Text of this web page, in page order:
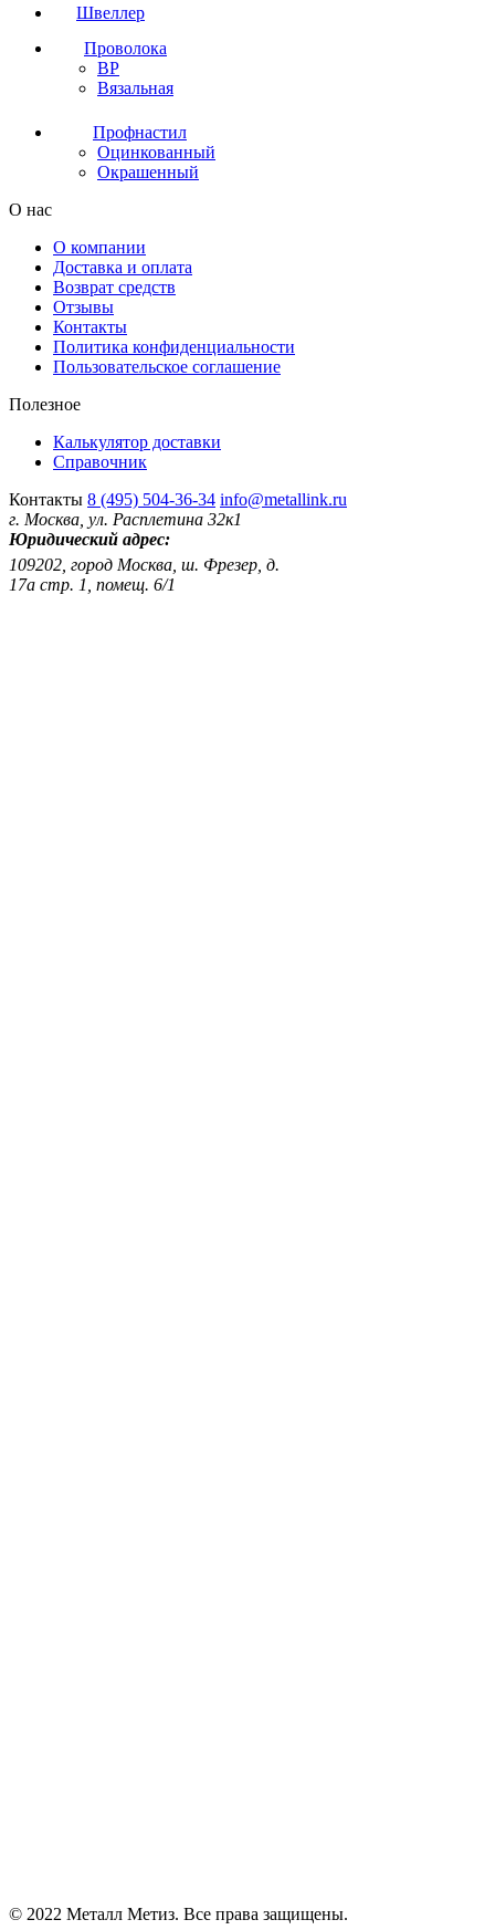
Швеллер
Проволока
ВР
Вязальная
Профнастил
Оцинкованный
Окрашенный
О нас
О компании
Доставка и оплата
Возврат средств
Отзывы
Контакты
Политика конфиденциальности
Пользовательское соглашение
Полезное
Калькулятор доставки
Справочник
Контакты 8 (495) 504-36-34 info@metallink.ru
г. Москва, ул. Расплетина 32к1
Юридический адрес:
109202, город Москва, ш. Фрезер, д.
17а стр. 1, помещ. 6/1
© 2022 Металл Метиз. Все права защищены.